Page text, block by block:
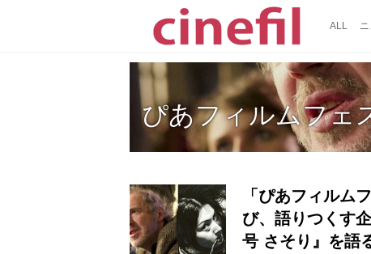
ALL
ぴあフィルムフェ
「ぴあフィルム
び、語りつくす
号 さそり』を語